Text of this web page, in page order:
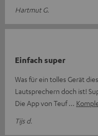
Hartmut G.
Einfach super
Was für ein tolles Gerät
Lautsprechern doch ist!
Die App von Teuf
Tijs d.